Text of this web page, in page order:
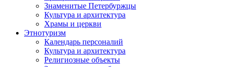
Знаменитые Петербуржцы
Культура и архитектура
Храмы и церкви
Этнотуризм
Календарь персоналий
Культура и архитектура
Религиозные объекты